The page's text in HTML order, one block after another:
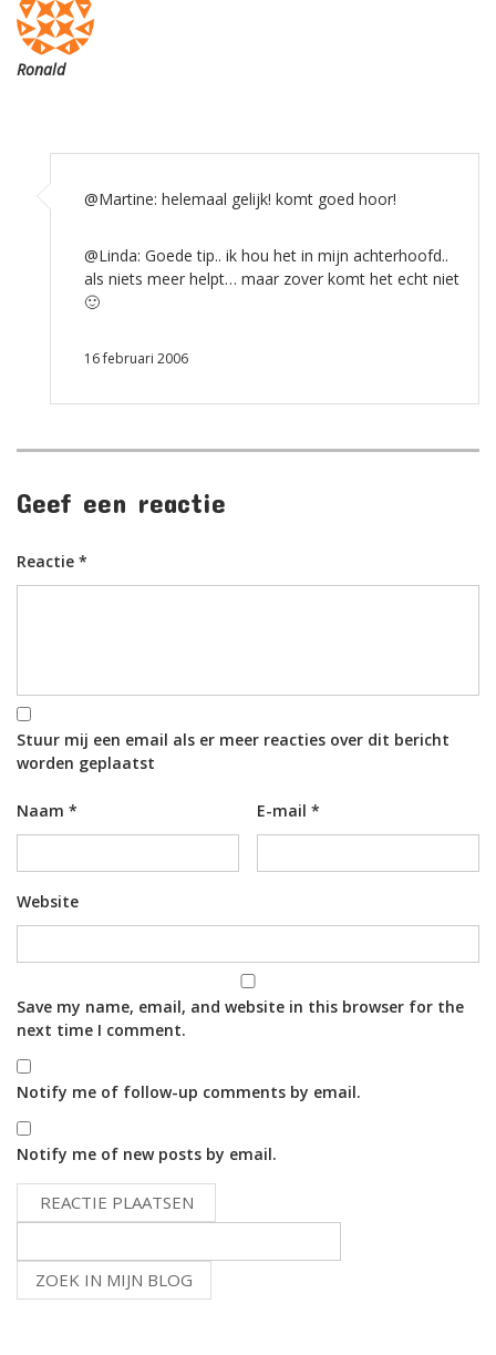
Ronald
@Martine: helemaal gelijk! komt goed hoor!
@Linda: Goede tip.. ik hou het in mijn achterhoofd..
als niets meer helpt… maar zover komt het echt niet
🙂
16 februari 2006
Geef een reactie
Reactie *
Stuur mij een email als er meer reacties over dit bericht
worden geplaatst
Naam * E-mail*
Website
Save my name, email, and website in this browser for the
next time I comment.
Notify me of follow-up comments by email.
Notify me of new posts by email.